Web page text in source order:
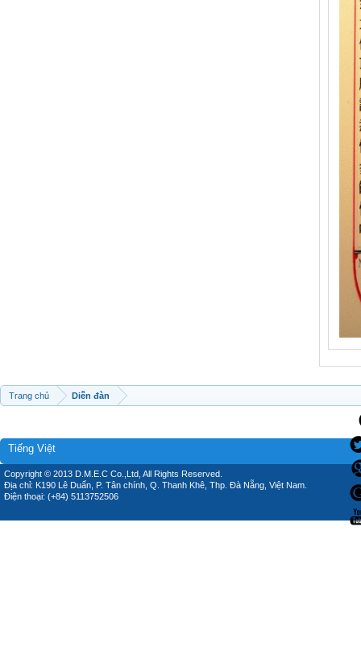
Trang chủ Diễn đàn
Tiếng Việt
Copyright © 2013 D.M.E.C Co.,Ltd, All Rights Reserved.
Địa chỉ: K190 Lê Duẩn, P. Tân chính, Q. Thanh Khê, Thp. Đà Nẵng, Việt Nam.
Điện thoại: (+84) 5113752506